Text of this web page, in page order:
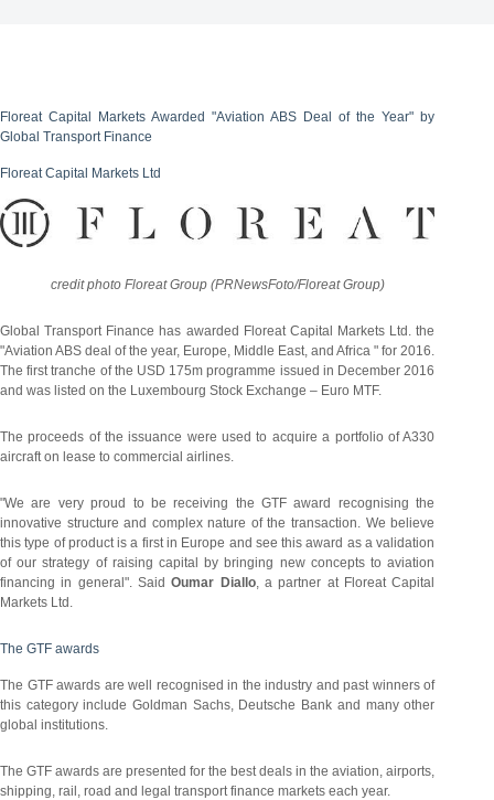
Floreat Capital Markets Awarded "Aviation ABS Deal of the Year" by
Global Transport Finance
Floreat Capital Markets Ltd
credit photo Floreat Group (PRNewsFoto/Floreat Group)
Global Transport Finance has awarded Floreat Capital Markets Ltd. the
"Aviation ABS deal of the year, Europe, Middle East, and Africa " for 2016.
The first tranche of the USD 175m programme issued in December 2016
and was listed on the Luxembourg Stock Exchange – Euro MTF.
The proceeds of the issuance were used to acquire a portfolio of A330
aircraft on lease to commercial airlines.
"We are very proud to be receiving the GTF award recognising the
innovative structure and complex nature of the transaction. We believe
this type of product is a first in Europe and see this award as a validation
of our strategy of raising capital by bringing new concepts to aviation
financing in general". SaidOumar Diallo, a partner at Floreat Capital
Markets Ltd.
The GTF awards
The GTF awards are well recognised in the industry and past winners of
this category include Goldman Sachs, Deutsche Bank and many other
global institutions.
The GTF awards are presented for the best deals in the aviation, airports,
shipping, rail, road and legal transport finance markets each year.